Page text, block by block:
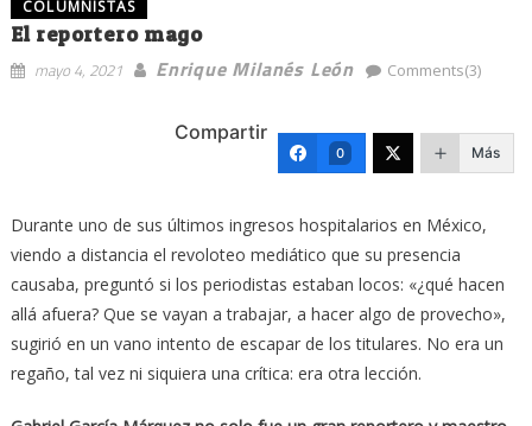
COLUMNISTAS
El reportero mago
mayo 4, 2021 Enrique Milanés León Comments(3)
Compartir
0 Más
Durante uno de sus últimos ingresos hospitalarios en México,
viendo a distancia el revoloteo mediático que su presencia
causaba, preguntó si los periodistas estaban locos: «¿qué hacen
allá afuera? Que se vayan a trabajar, a hacer algo de provecho»,
sugirió en un vano intento de escapar de los titulares. No era un
regaño, tal vez ni siquiera una crítica: era otra lección.